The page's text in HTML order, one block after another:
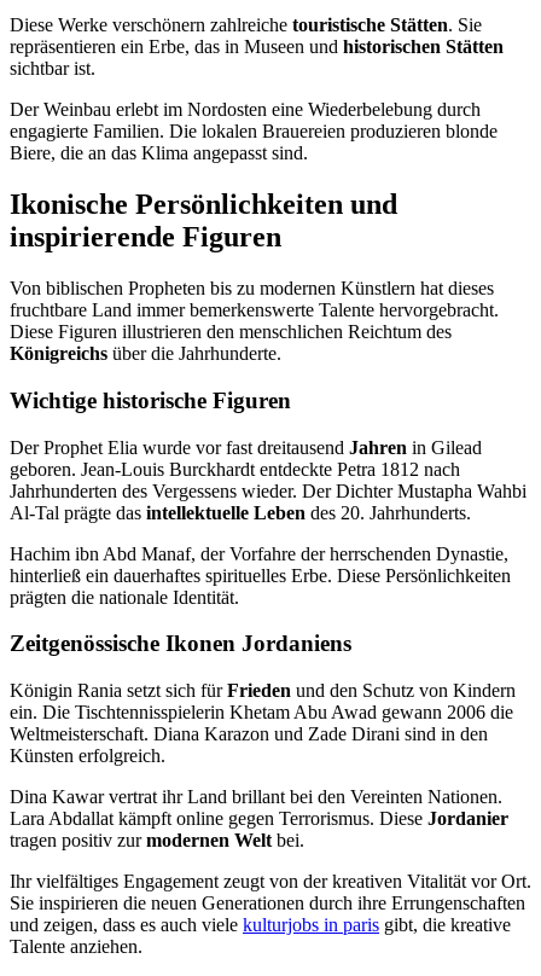
Diese Werke verschönern zahlreiche touristische Stätten. Sie
repräsentieren ein Erbe, das in Museen und historischen Stätten
sichtbar ist.
Der Weinbau erlebt im Nordosten eine Wiederbelebung durch
engagierte Familien. Die lokalen Brauereien produzieren blonde
Biere, die an das Klima angepasst sind.
Ikonische Persönlichkeiten und
inspirierende Figuren
Von biblischen Propheten bis zu modernen Künstlern hat dieses
fruchtbare Land immer bemerkenswerte Talente hervorgebracht.
Diese Figuren illustrieren den menschlichen Reichtum des
Königreichs über die Jahrhunderte.
Wichtige historische Figuren
Der Prophet Elia wurde vor fast dreitausend Jahren in Gilead
geboren. Jean-Louis Burckhardt entdeckte Petra 1812 nach
Jahrhunderten des Vergessens wieder. Der Dichter Mustapha Wahbi
Al-Tal prägte das intellektuelle Leben des 20. Jahrhunderts.
Hachim ibn Abd Manaf, der Vorfahre der herrschenden Dynastie,
hinterließ ein dauerhaftes spirituelles Erbe. Diese Persönlichkeiten
prägten die nationale Identität.
Zeitgenössische Ikonen Jordaniens
Königin Rania setzt sich fürFrieden und den Schutz von Kindern
ein. Die Tischtennisspielerin Khetam Abu Awad gewann 2006 die
Weltmeisterschaft. Diana Karazon und Zade Dirani sind in den
Künsten erfolgreich.
Dina Kawar vertrat ihr Land brillant bei den Vereinten Nationen.
Lara Abdallat kämpft online gegen Terrorismus. Diese Jordanier
tragen positiv zurmodernen Welt bei.
Ihr vielfältiges Engagement zeugt von der kreativen Vitalität vor Ort.
Sie inspirieren die neuen Generationen durch ihre Errungenschaften
und zeigen, dass es auch viele kulturjobs in paris gibt, die kreative
Talente anziehen.